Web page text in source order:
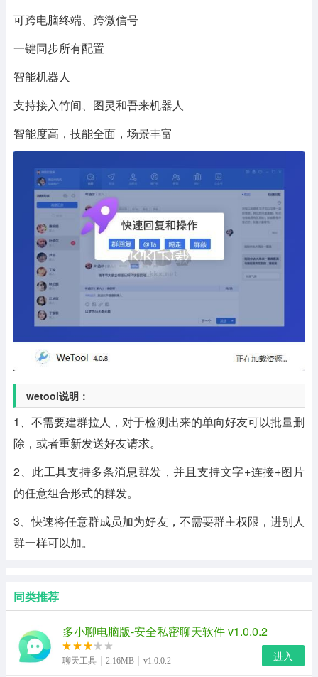
可跨电脑终端、跨微信号
一键同步所有配置
智能机器人
支持接入竹间、图灵和吾来机器人
智能度高，技能全面，场景丰富
wetool说明：
1、不需要建群拉人，对于检测出来的单向好友可以批量删
除，或者重新发送好友请求。
2、此工具支持多条消息群发，并且支持文字+连接+图片
的任意组合形式的群发。
3、快速将任意群成员加为好友，不需要群主权限，进别人
群一样可以加。
同类推荐
多小聊电脑版-安全私密聊天软件 v1.0.0.2
聊天工具 2.16MB v1.0.0.2 进入